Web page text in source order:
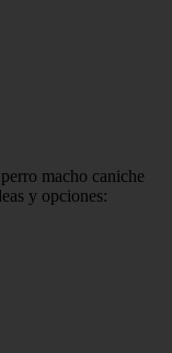
macho caniche
y opciones: